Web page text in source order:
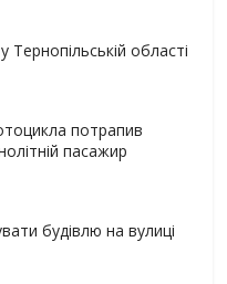
Тернопільській області
потрапив
пасажир
будівлю на вулиці